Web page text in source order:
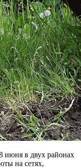
июня в двух районах
на сетях,